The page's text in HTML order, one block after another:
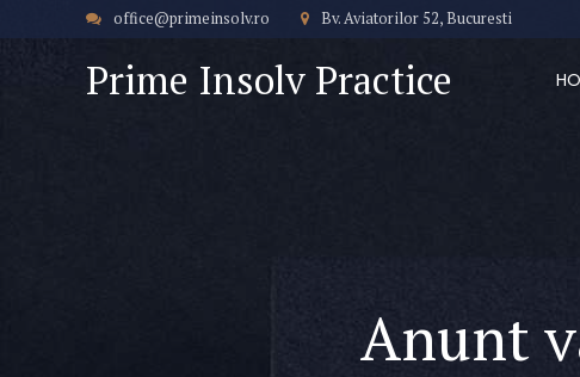
office@primeinsolv.ro Bv. Aviatorilor 52, Bucuresti
Prime Insolv Practice
Anunt